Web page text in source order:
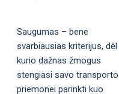
Saugumas – bene
svarbiausias kriterijus, dėl
kurio dažnas žmogus
stengiasi savo transporto
priemonei parinkti kuo